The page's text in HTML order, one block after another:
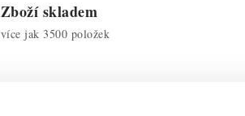
Zboží skladem
více jak 3500 položek